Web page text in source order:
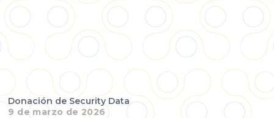
Donación de Security Data
9 de marzo de 2026